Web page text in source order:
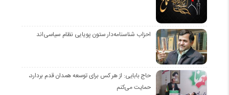
احزاب شناسنامه‌دار ستون پویایی نظام سیاسی‌اند
حاج بابایی: از هر کس برای توسعه همدان قدم بردارد،
حمایت می‌کنم